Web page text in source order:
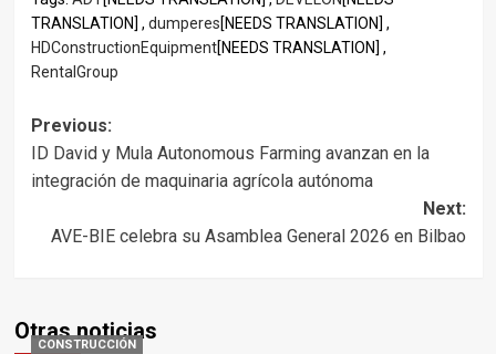
TRANSLATION] , dumperes[NEEDS TRANSLATION] ,
HDConstructionEquipment[NEEDS TRANSLATION] ,
RentalGroup
Post
navigation
Previous:
ID David y Mula Autonomous Farming avanzan en la
integración de maquinaria agrícola autónoma
Next:
AVE-BIE celebra su Asamblea General 2026 en Bilbao
Otras noticias
CONSTRUCCIÓN